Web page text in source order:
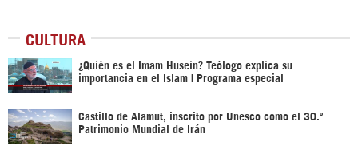
CULTURA
¿Quién es el Imam Husein? Teólogo explica su
importancia en el Islam | Programa especial
Castillo de Alamut, inscrito por Unesco como el 30.º
Patrimonio Mundial de Irán